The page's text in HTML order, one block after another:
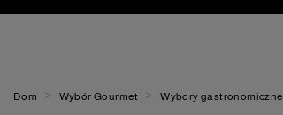
Dom > Wybór Gourmet > Wybory gastronomiczne